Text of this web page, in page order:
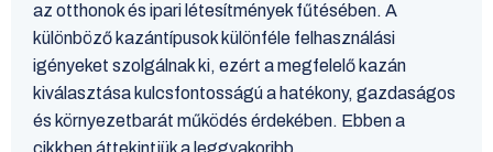
az otthonok és ipari létesítmények fűtésében. A
különböző kazántípusok különféle felhasználási
igényeket szolgálnak ki, ezért a megfelelő kazán
kiválasztása kulcsfontosságú a hatékony, gazdaságos
és környezetbarát működés érdekében. Ebben a
cikkben áttekintjük a leggyakoribb ...